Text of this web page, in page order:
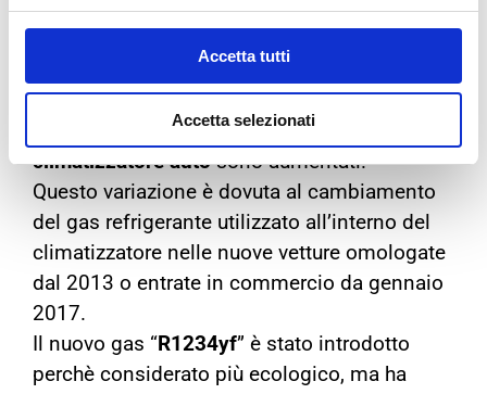
Accetta tutti
Accetta selezionati
RICARICA CLIMA SONO
AUMENTATI NEGLI ULTIMI DUE
ANNI?
Negli ultimi tre anni i prezzi per la ricarica del
climatizzatore autosono aumentati.
Questo variazione è dovuta al cambiamento
del gas refrigerante utilizzato all’interno del
climatizzatore nelle nuove vetture omologate
dal 2013 o entrate in commercio da gennaio
2017.
Il nuovo gas “R1234yf” è stato introdotto
perchè considerato più ecologico, ma ha